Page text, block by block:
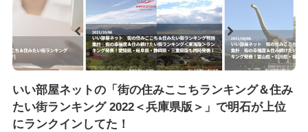
いい部屋ネットの「街の住みここちランキング＆住み
たい街ランキング 2022＜兵庫県版＞」で明石が上位
にランクインしてた！